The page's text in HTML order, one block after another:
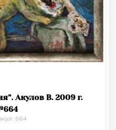
Акулов В. 2009 г.
664